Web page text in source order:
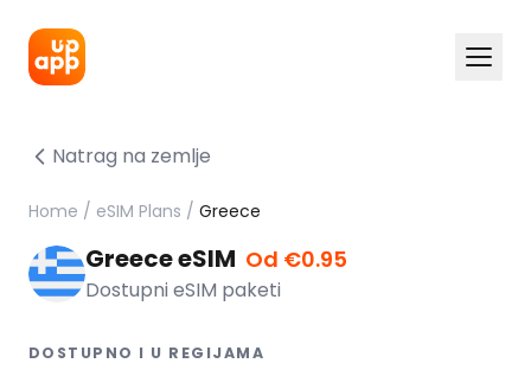
Natrag na zemlje
Home / eSIM Plans / Greece
Greece eSIM Od €0.95
Dostupni eSIM paketi
DOSTUPNO I U REGIJAMA